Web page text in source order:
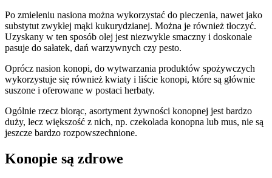
Po zmieleniu nasiona można wykorzystać do pieczenia, nawet jako
substytut zwykłej mąki kukurydzianej. Można je również tłoczyć.
Uzyskany w ten sposób olej jest niezwykle smaczny i doskonale
pasuje do sałatek, dań warzywnych czy pesto.
Oprócz nasion konopi, do wytwarzania produktów spożywczych
wykorzystuje się również kwiaty i liście konopi, które są głównie
suszone i oferowane w postaci herbaty.
Ogólnie rzecz biorąc, asortyment żywności konopnej jest bardzo
duży, lecz większość z nich, np. czekolada konopna lub mus, nie są
jeszcze bardzo rozpowszechnione.
Konopie są zdrowe